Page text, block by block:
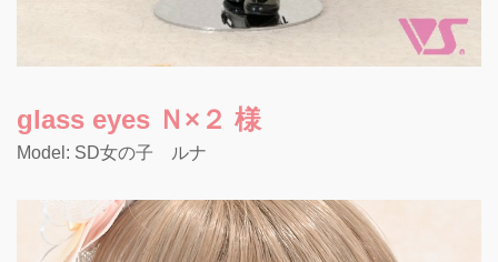
glass eyes Ｎ×２ 様
Model: SD女の子 ルナ